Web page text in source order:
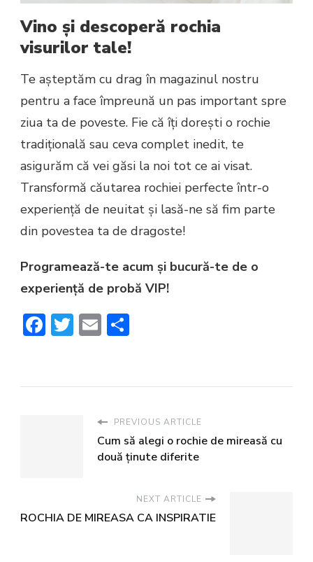
Vino și descoperă rochia
visurilor tale!
Te așteptăm cu drag în magazinul nostru
pentru a face împreună un pas important spre
ziua ta de poveste. Fie că îți dorești o rochie
tradițională sau ceva complet inedit, te
asigurăm că vei găsi la noi tot ce ai visat.
Transformă căutarea rochiei perfecte într-o
experiență de neuitat și lasă-ne să fim parte
din povestea ta de dragoste!
Programează-te acum și bucură-te de o
experiență de probă VIP!
Facebook
Twitter
Email
PREVIOUS ARTICLE
Cum să alegi o rochie de mireasă cu
două ținute diferite
NEXT ARTICLE
ROCHIA DE MIREASA CA INSPIRATIE